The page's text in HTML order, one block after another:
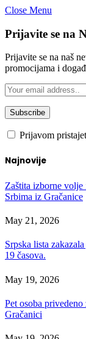
Close Menu
Prijavite se na
Prijavite se na naš
promocijama i
Prijavom
Najnovije
Zaštita izborne
Srbima iz Gračanice
May 21, 2026
Srpska lista
19 časova.
May 19, 2026
Pet osoba
Gračanici